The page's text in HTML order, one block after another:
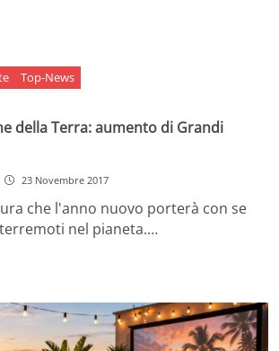
Top-News
della Terra: aumento di Grandi
23 Novembre 2017
che l'anno nuovo porterà con se
nel pianeta.…